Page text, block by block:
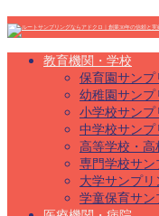
教育機関・学校
保育園サンプ
幼稚園サンプ
小学校サンプ
中学校サンプ
高等学校・
専門学校サン
大学サンプリ
学童保育サン